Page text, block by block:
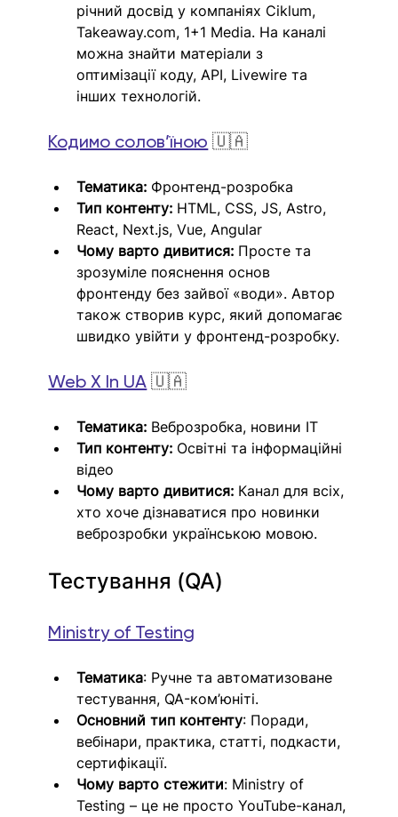
річний досвід у компаніях Ciklum,
Takeaway.com, 1+1 Media. На каналі
можна знайти матеріали з
оптимізації коду, API, Livewire та
інших технологій.
Кодимо солов’їною 🇺🇦
Тематика: Фронтенд-розробка
Тип контенту: HTML, CSS, JS, Astro,
React, Next.js, Vue, Angular
Чому варто дивитися: Просте та
зрозуміле пояснення основ
фронтенду без зайвої «води». Автор
також створив курс, який допомагає
швидко увійти у фронтенд-розробку.
Web X In UA 🇺🇦
Тематика: Веброзробка, новини IT
Тип контенту: Освітні та інформаційні
відео
Чому варто дивитися: Канал для всіх,
хто хоче дізнаватися про новинки
веброзробки українською мовою.
Тестування (QA)
Ministry of Testing
Тематика: Ручне та автоматизоване
тестування, QA-ком’юніті.
Основний тип контенту: Поради,
вебінари, практика, статті, подкасти,
сертифікації.
Чому варто стежити: Ministry of
Testing – це не просто YouTube-канал,